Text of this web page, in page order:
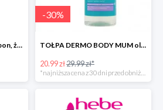
OILLAN BABY 3W1 szampon, żel do kąpieli i pod prysznic
-30%
TOŁPA DERMO BODY MUM olejek do ciała przeciw rozstępom
20.99 zł29.99 zł*